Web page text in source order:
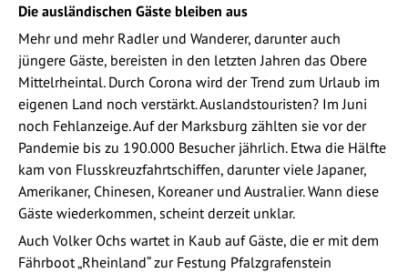
Die ausländischen Gäste bleiben aus
Mehr und mehr Radler und Wanderer, darunter auch
jüngere Gäste, bereisten in den letzten Jahren das Obere
Mittelrheintal. Durch Corona wird der Trend zum Urlaub im
eigenen Land noch verstärkt. Auslandstouristen? Im Juni
noch Fehlanzeige. Auf der Marksburg zählten sie vor der
Pandemie bis zu 190.000 Besucher jährlich. Etwa die Hälfte
kam von Flusskreuzfahrtschiffen, darunter viele Japaner,
Amerikaner, Chinesen, Koreaner und Australier. Wann diese
Gäste wiederkommen, scheint derzeit unklar.
Auch Volker Ochs wartet in Kaub auf Gäste, die er mit dem
Fährboot „Rheinland“ zur Festung Pfalzgrafenstein